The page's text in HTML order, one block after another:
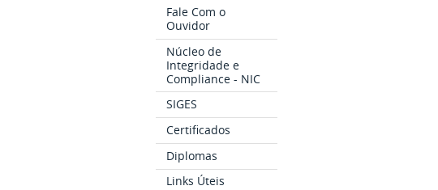
Fale Com o
Ouvidor
Núcleo de
Integridade e
Compliance - NIC
SIGES
Certificados
Diplomas
Links Úteis